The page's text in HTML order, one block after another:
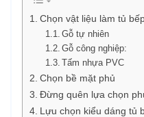
Chọn vật liệu làm tủ
Gỗ tự nhiên
Gỗ công nghiệp:
Tấm nhựa PVC
Chọn bề mặt phủ
Đừng quên lựa chọn
Lựu chọn kiểu dáng tủ